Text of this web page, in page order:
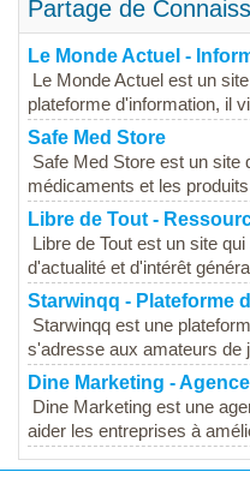
Partage de
Le Monde Actuel -
Le Monde Actuel est un
plateforme d'information, il
Safe Med Store
Safe Med Store est un site
médicaments et les
Libre de Tout -
Libre de Tout est un site
d'actualité et d'intérêt
Starwinqq - Plateforme
Starwinqq est une
s'adresse aux amateurs de
Dine Marketing -
Dine Marketing est une
aider les entreprises à